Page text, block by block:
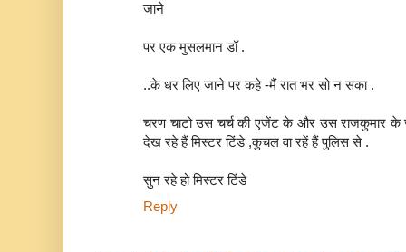
जाने
पर एक मुसलमान डॉ .
..के धर लिए जाने पर कहे -मैं रात भर सो न सका .
चरण चाटो उस चर्च की एजेंट के और उस राजकुमार के
देख रहे हैं मिस्टर टिंडे ,कुचल वा रहें हैं पुलिस से .
सुन रहे हो मिस्टर टिंडे
Reply